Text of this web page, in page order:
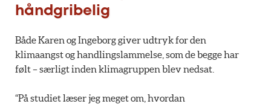
håndgribelig
Både Karen og Ingeborg giver udtryk for den
klimaangst og handlingslammelse, som de begge har
følt – særligt inden klimagruppen blev nedsat.
“På studiet læser jeg meget om, hvordan